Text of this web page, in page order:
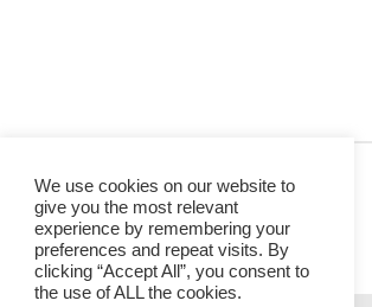
We use cookies on our website to
give you the most relevant
experience by remembering your
preferences and repeat visits. By
clicking “Accept All”, you consent to
the use of ALL the cookies.